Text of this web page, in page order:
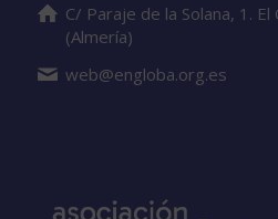
C/ Paraje de la Solana, 1.
(Almería)
web@engloba.org.es